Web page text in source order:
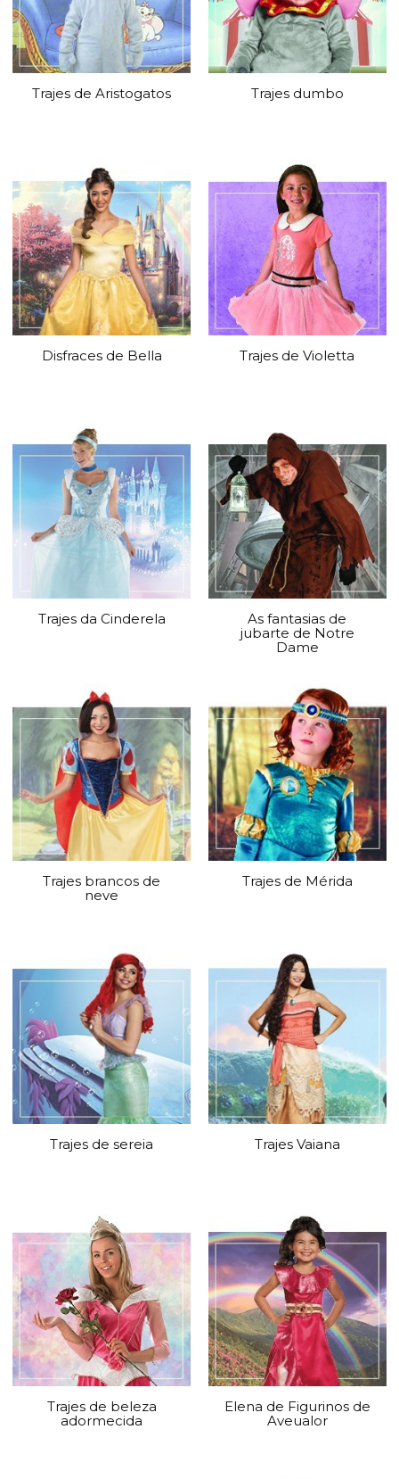
Trajes de Aristogatos Trajes dumbo
Disfraces de Bella Trajes de Violetta
Trajes da Cinderela
As fantasias de
jubarte de Notre
Dame
Trajes brancos de
neve
Trajes de Mérida
Trajes de sereia Trajes Vaiana
Trajes de beleza
adormecida
Elena de Figurinos de
Aveualor